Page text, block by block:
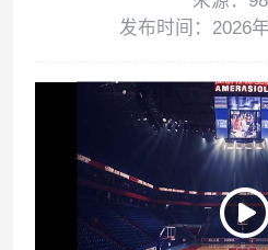
发布时间：2026